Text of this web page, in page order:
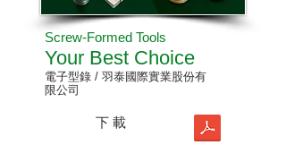
Screw-Formed Tools
Your Best Choice
電子型錄 / 羽泰國際實業股份有
限公司
下 載